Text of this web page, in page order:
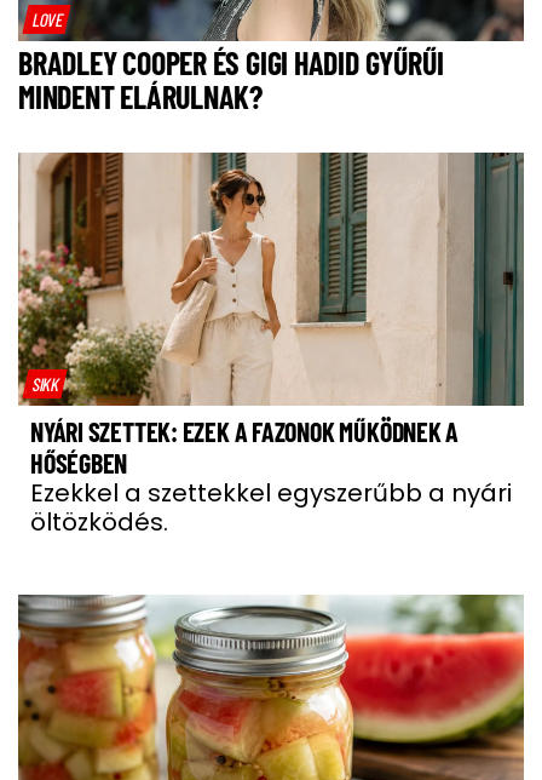
LOVE
BRADLEY COOPER ÉS GIGI HADID GYŰRŰI
MINDENT ELÁRULNAK?
SIKK
NYÁRI SZETTEK: EZEK A FAZONOK MŰKÖDNEK A
HŐSÉGBEN
Ezekkel a szettekkel egyszerűbb a nyári
öltözködés.